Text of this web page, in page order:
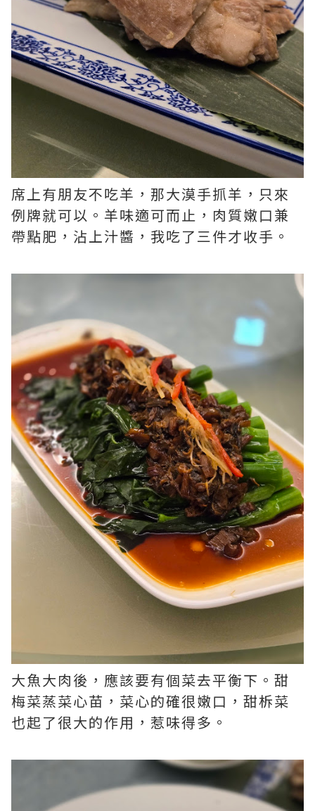
席上有朋友不吃羊，那大漠手抓羊，只來
例牌就可以。羊味適可而止，肉質嫩口兼
帶點肥，沾上汁醬，我吃了三件才收手。
大魚大肉後，應該要有個菜去平衡下。甜
梅菜蒸菜心苗，菜心的確很嫩口，甜柝菜
也起了很大的作用，惹味得多。